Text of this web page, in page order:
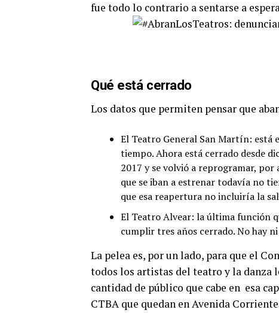
fue todo lo contrario a sentarse a
Qué está cerrado
Los datos que permiten pensar que
El Teatro General San Martín: está
tiempo. Ahora está cerrado desde
2017 y se volvió a reprogramar, por
que se iban a estrenar todavía no
que esa reapertura no incluiría la
El Teatro Alvear: la última función
cumplir tres años cerrado. No hay
La pelea es, por un lado, para que el
todos los artistas del teatro y la danza
cantidad de público que cabe en esa
CTBA que quedan en Avenida